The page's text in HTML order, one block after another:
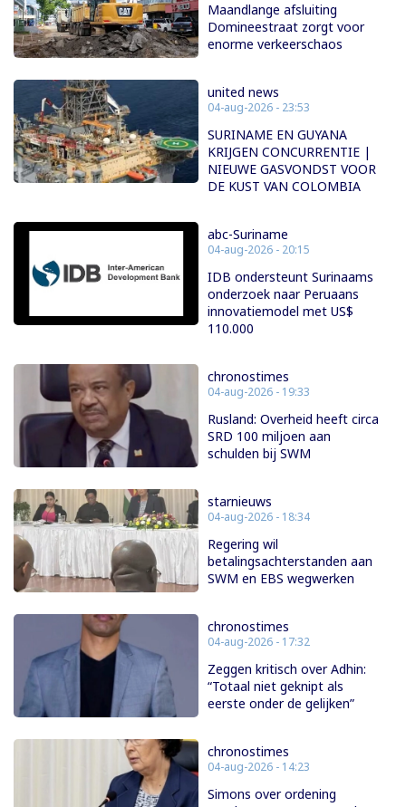
Maandlange afsluiting
Domineestraat zorgt voor
enorme verkeerschaos
united news
04-aug-2026 - 23:53
SURINAME EN GUYANA
KRIJGEN CONCURRENTIE |
NIEUWE GASVONDST VOOR
DE KUST VAN COLOMBIA
abc-Suriname
04-aug-2026 - 20:15
IDB ondersteunt Surinaams
onderzoek naar Peruaans
innovatiemodel met US$
110.000
chronostimes
04-aug-2026 - 19:33
Rusland: Overheid heeft circa
SRD 100 miljoen aan
schulden bij SWM
starnieuws
04-aug-2026 - 18:34
Regering wil
betalingsachterstanden aan
SWM en EBS wegwerken
chronostimes
04-aug-2026 - 17:32
Zeggen kritisch over Adhin:
“Totaal niet geknipt als
eerste onder de gelijken”
chronostimes
04-aug-2026 - 14:23
Simons over ordening